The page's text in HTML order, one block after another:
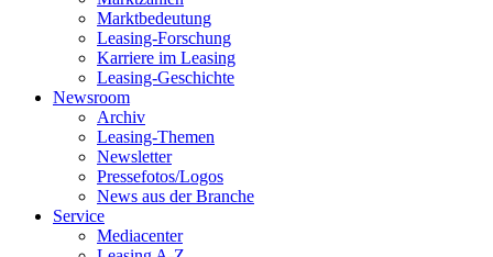
Marktbedeutung
Leasing-Forschung
Karriere im Leasing
Leasing-Geschichte
Newsroom
Archiv
Leasing-Themen
Newsletter
Pressefotos/Logos
News aus der Branche
Service
Mediacenter